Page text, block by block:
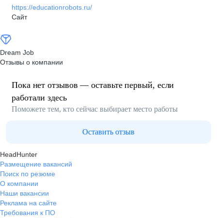
https://educationrobots.ru/
Сайт
Dream Job
Отзывы о компании
Пока нет отзывов — оставьте первый, если
работали здесь
Поможете тем, кто сейчас выбирает место работы
Оставить отзыв
HeadHunter
Размещение вакансий
Поиск по резюме
О компании
Наши вакансии
Реклама на сайте
Требования к ПО